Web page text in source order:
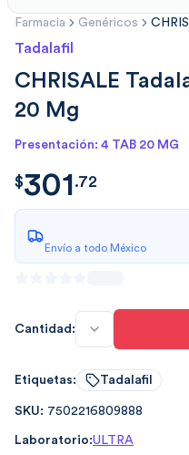
Farmacia Genéricos
Tadalafil
CHRISALE
20 Mg
Presentación: 4 TAB 20 MG
$301.7250
$301.72
Envío a todo México
Cantidad:
Etiquetas: Tadalafil
SKU: 7502216809888
Laboratorio:ULTRA